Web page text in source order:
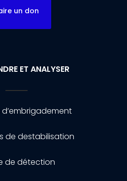
un don
ET ANALYSER
d’embrigadement
de destabilisation
de détection